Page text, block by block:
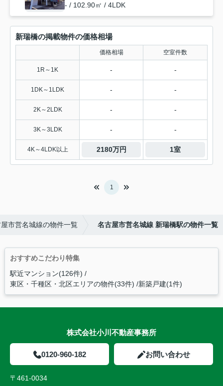
- / 102.90㎡ / 4LDK
新瑞橋の掲載物件の価格相場
価格相場 空室件数
1R～1K - -
1DK～1LDK - -
2K～2LDK - -
3K～3LDK - -
4K～4LDK以上 2180万円 1室
1
市営名城線の物件一覧 名古屋市営名城線 新瑞橋駅の物件一覧
おすすめこだわり特集
駅近マンション(126件)
東区・千種区・北区エリアの物件(33件) 新築戸建(1件)
株式会社小川不動産事務所
0120-960-182 お問い合わせ
〒461-0034